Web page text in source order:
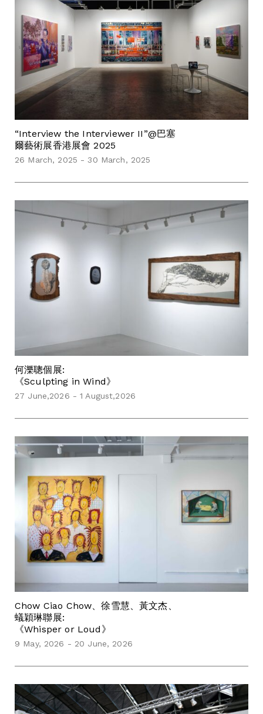
“Interview the Interviewer II”@巴塞
爾藝術展香港展會 2025
26 March, 2025 - 30 March, 2025
何濼聰個展:
《Sculpting in Wind》
27 June,2026 - 1 August,2026
Chow Ciao Chow、徐雪慧、黃文杰、
蟻穎琳聯展:
《Whisper or Loud》
9 May, 2026 - 20 June, 2026